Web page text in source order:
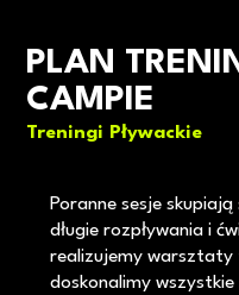
PLAN
CAMPIE
Treningi Pływackie
Poranne sesje
długie rozpływania i
realizujemy warsztaty
doskonalimy wszystkie